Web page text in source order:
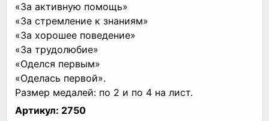
«За активную помощь»
«За стремление к знаниям»
«За хорошее поведение»
«За трудолюбие»
«Оделся первым»
«Оделась первой».
Размер медалей: по 2 и по 4 на лист.
Артикул: 2750